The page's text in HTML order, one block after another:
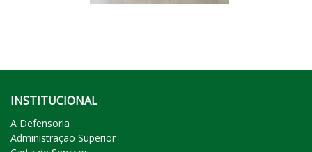
INSTITUCIONAL
A Defensoria
Administração Superior